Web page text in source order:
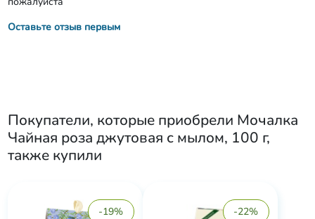
Оставьте отзыв первым
Покупатели, которые приобрели Мочалка
Чайная роза джутовая с мылом, 100 г,
также купили
-19% -22%